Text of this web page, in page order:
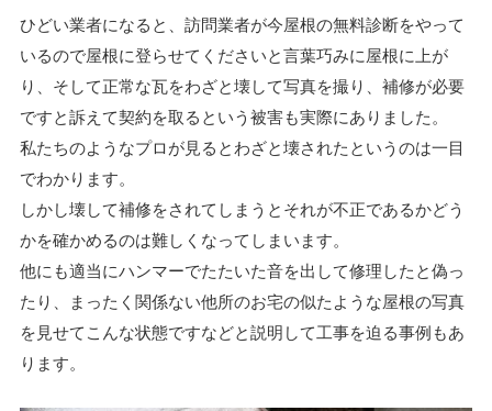
ひどい業者になると、訪問業者が今屋根の無料診断をやって
いるので屋根に登らせてくださいと言葉巧みに屋根に上が
り、そして正常な瓦をわざと壊して写真を撮り、補修が必要
ですと訴えて契約を取るという被害も実際にありました。
私たちのようなプロが見るとわざと壊されたというのは一目
でわかります。
しかし壊して補修をされてしまうとそれが不正であるかどう
かを確かめるのは難しくなってしまいます。
他にも適当にハンマーでたたいた音を出して修理したと偽っ
たり、まったく関係ない他所のお宅の似たような屋根の写真
を見せてこんな状態ですなどと説明して工事を迫る事例もあ
ります。